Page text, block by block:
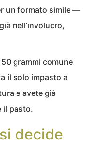
un formato simile —
nell’involucro,
grammi comune
il solo impasto a
e avete già
il pasto.
decide